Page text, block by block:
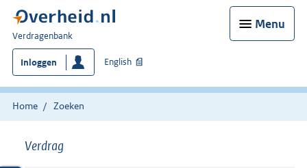
Menu
U
bent
hier:
Verdragenbank
Inloggen English
Home Zoeken
Verdrag